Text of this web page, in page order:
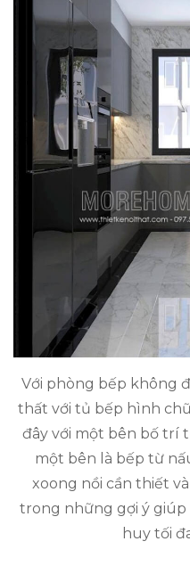
Với phòng bếp không
thất với tủ bếp hình
đây với một bên bố trí
một bên là bếp từ
xoong nồi cần thiết
trong những gợi ý
huy tối